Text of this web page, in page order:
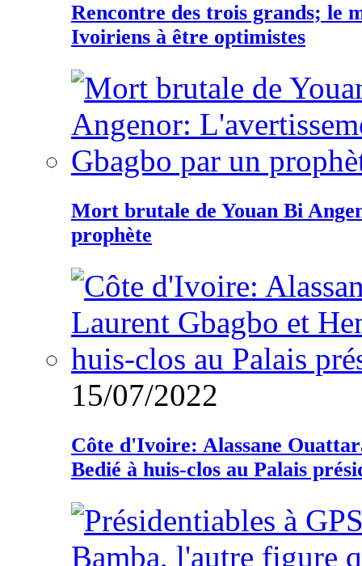
Rencontre des trois grands; le
Ivoiriens à être optimistes
Mort brutale de Youan Bi
prophète
15/07/2022
Côte d'Ivoire: Alassane
Bedié à huis-clos au Palais